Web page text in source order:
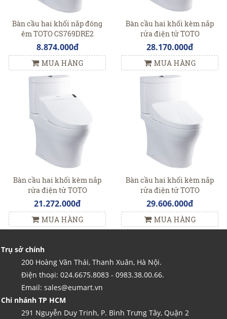
Bàn cầu hai khối nắp đóng
êm TOTO CS769DRE2
8.874.000đ
MUA HÀNG
Bàn cầu hai khối kèm nắp
rửa điện tử TOTO
CS769DRW4
28.170.000đ
MUA HÀNG
Bàn cầu hai khối kèm nắp
rửa điện tử TOTO
CS769DRW6
21.272.000đ
MUA HÀNG
Bàn cầu hai khối kèm nắp
rửa điện tử TOTO
CS769DRW11
29.606.000đ
MUA HÀNG
Trụ sở chính
200 Hoàng Văn Thái, Thanh Xuân, Hà Nội.
Điện thoại: 024.6675.8083 - 0983.38.00.66.
Email: sales@eumart.vn
Chi nhánh TP HCM
291 Nguyễn Duy Trinh, P. Bình Trưng Tây, Quận 2